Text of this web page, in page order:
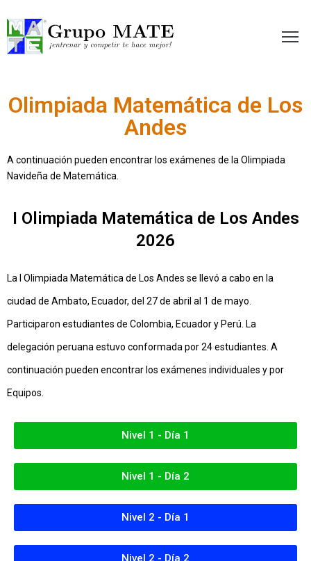
te hace mejor!
Olimpiada Matemática de Los
Andes
A continuación pueden encontrar los exámenes de la Olimpiada
Navideña de Matemática.
I Olimpiada Matemática de Los Andes
2026
La I Olimpiada Matemática de Los Andes se llevó a cabo en la
ciudad de Ambato, Ecuador, del 27 de abril al 1 de mayo.
Participaron estudiantes de Colombia, Ecuador y Perú. La
delegación peruana estuvo conformada por 24 estudiantes. A
continuación pueden encontrar los exámenes individuales y por
Equipos.
Nivel 1 - Día 1
Nivel 1 - Día 2
Nivel 2 - Día 1
Nivel 2 - Día 2